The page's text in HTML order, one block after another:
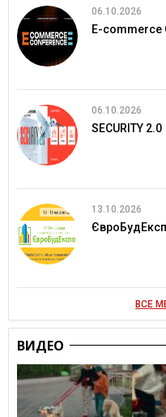
06.10.2026
E-commerce
06.10.2026
SECURITY 2.0
13.10.2026
ВСЕ
ВИДЕО